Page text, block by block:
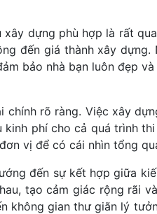
dựng phù hợp là rất
đến giá thành xây dựng.
bảo nhà bạn luôn đẹp và
rõ ràng. Việc xây
phí cho cả quá trình
vị để có cái nhìn tổng
đến sự kết hợp giữa
tạo cảm giác rộng rãi
không gian thư giãn lý